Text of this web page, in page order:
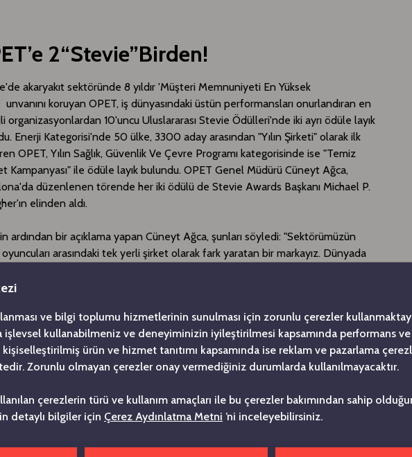
2“Stevie”Birden!
akaryakıt sektöründe 8 yıldır 'Müşteri Memnuniyeti En Yüksek
unvanını koruyan OPET, iş dünyasındaki üstün performansları onurlandıran en
organizasyonlardan 10'uncu Uluslararası Stevie Ödülleri'nde iki ayrı ödüle layık
Enerji Kategorisi'nde 50 ülke, 3300 aday arasından "Yılın Şirketi" olarak ilk
OPET, Yılın Sağlık, Güvenlik Ve Çevre Programı kategorisinde ise "Temiz
Kampanyası" ile ödüle layık bulundu. OPET Genel Müdürü Cüneyt Ağca,
düzenlenen törende her iki ödülü de Stevie Awards Başkanı Michael P.
elinden aldı.
ardından bir açıklama yapan Cüneyt Ağca, şunları söyledi: "Sektörümüzün
arasındaki tek yerli şirket olarak fark yaratan bir markayız. Dünyada
getiriyor. Dünyanın pek çok ülkesindeki benzer sektör ve şirketlere
ve geliştirmek üzere çalışmalarımızı sürdüreceğiz. Tüketicinin en çok memnun
marka olarak müşteri beklentilerini anlamaya çalışmak, daha da ötesinde
yaklaşımla talep ve olası şikayetleri önceden tahmin etme kabiliyetinde olmak
getiriyor. Amacımız 20 yıllık genç bir marka olarak gösterdiğimiz bu başarıyı
daha da yukarılara taşımak."
ve bilgi toplumu hizmetlerinin sunulması için zorunlu çerezler
işlevsel kullanabilmeniz ve deneyiminizin iyileştirilmesi kapsamında performans
ürün ve hizmet tanıtımı kapsamında ise reklam ve pazarlama
Zorunlu olmayan çerezler onay vermediğiniz durumlarda kullanılmayacaktır.
çerezlerin türü ve kullanım amaçları ile bu çerezler bakımından sahip
detaylı bilgiler için Çerez Aydınlatma Metni ’ni inceleyebilirsiniz.